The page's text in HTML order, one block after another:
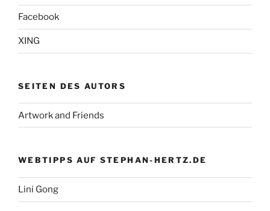
Facebook
XING
SEITEN DES AUTORS
Artwork and Friends
WEBTIPPS AUF STEPHAN-HERTZ.DE
Lini Gong